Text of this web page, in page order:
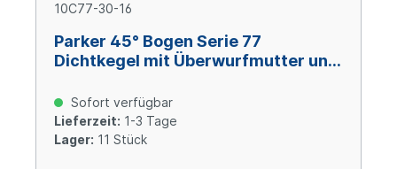
10C77-30-16
Parker 45° Bogen Serie 77
Dichtkegel mit Überwurfmutter und
verzinkt Cr(VI)-frei
Sofort verfügbar
Lieferzeit: 1-3 Tage
Lager: 11 Stück